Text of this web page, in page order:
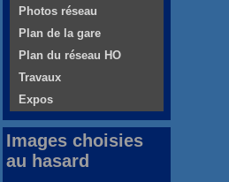
Photos réseau
Plan de la gare
Plan du réseau HO
Travaux
Expos
Images choisies
au hasard